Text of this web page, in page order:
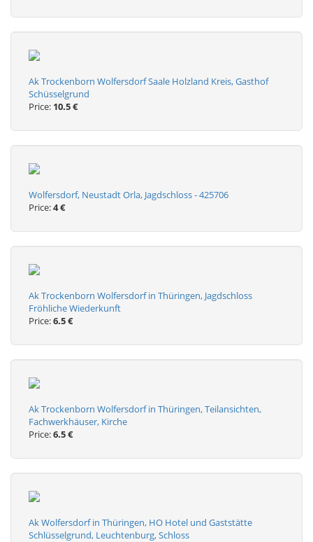
Ak Trockenborn Wolfersdorf Saale Holzland Kreis, Gasthof
Schüsselgrund
Price: 10.5 €
Wolfersdorf, Neustadt Orla, Jagdschloss - 425706
Price:4 €
Ak Trockenborn Wolfersdorf in Thüringen, Jagdschloss
Fröhliche Wiederkunft
Price:6.5 €
Ak Trockenborn Wolfersdorf in Thüringen, Teilansichten,
Fachwerkhäuser, Kirche
Price:6.5 €
Ak Wolfersdorf in Thüringen, HO Hotel und Gaststätte
Schlüsselgrund, Leuchtenburg, Schloss